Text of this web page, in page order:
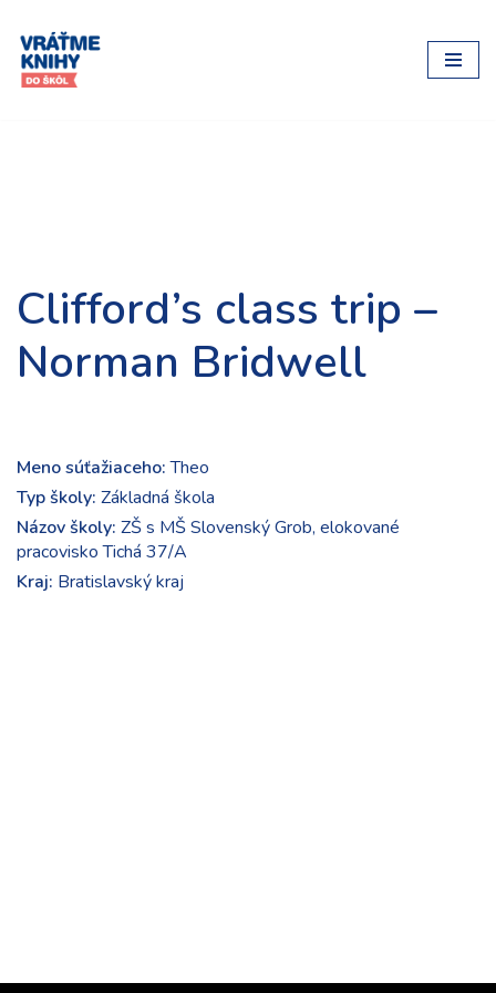
Preskočiť
na
Clifford’s class trip –
Norman Bridwell
Meno súťažiaceho:Theo
Typ školy: Základná škola
Názov školy: ZŠ s MŠ Slovenský Grob, elokované
pracovisko Tichá 37/A
Kraj: Bratislavský kraj